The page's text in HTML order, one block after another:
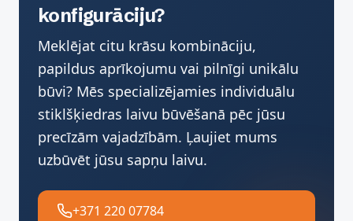
konfigurāciju?
Meklējat citu krāsu kombināciju,
papildus aprīkojumu vai pilnīgi unikālu
būvi? Mēs specializējamies individuālu
stiklšķiedras laivu būvēšanā pēc jūsu
precīzām vajadzībām. Ļaujiet mums
uzbūvēt jūsu sapņu laivu.
+371 220 07784